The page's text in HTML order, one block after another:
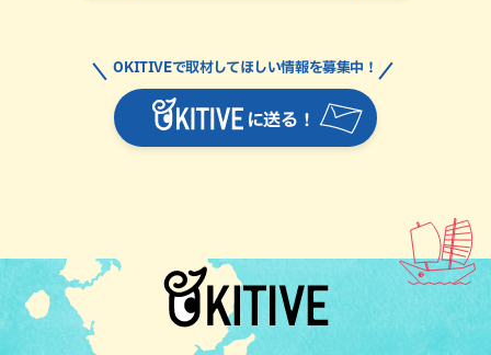
に送る！
OKITIVEで取材してほしい情報を募集中！